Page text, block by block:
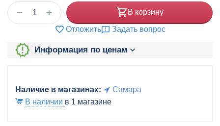
+
− В корзину
Отложить Задать вопрос
Информация по ценам
Наличие в магазинах:
Самара
В наличии в 1 магазине